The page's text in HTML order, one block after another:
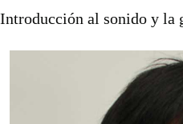
Introducción al sonido y la